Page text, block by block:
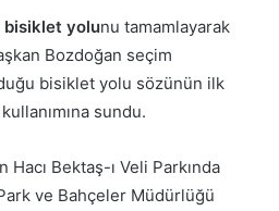
bisiklet yolunu tamamlayarak
Bozdoğan seçim
bisiklet yolu sözünün ilk
sundu.
Bektaş-ı Veli Parkında
ve Bahçeler Müdürlüğü